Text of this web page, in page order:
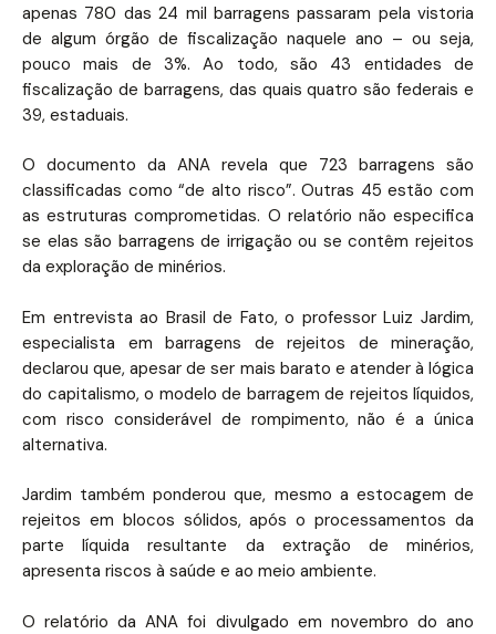
apenas 780 das 24 mil barragens passaram pela vistoria
de algum órgão de fiscalização naquele ano – ou seja,
pouco mais de 3%. Ao todo, são 43 entidades de
fiscalização de barragens, das quais quatro são federais e
39, estaduais.
O documento da ANA revela que 723 barragens são
classificadas como “de alto risco”. Outras 45 estão com
as estruturas comprometidas. O relatório não especifica
se elas são barragens de irrigação ou se contêm rejeitos
da exploração de minérios.
Em entrevista ao Brasil de Fato, o professor Luiz Jardim,
especialista em barragens de rejeitos de mineração,
declarou que, apesar de ser mais barato e atender à lógica
do capitalismo, o modelo de barragem de rejeitos líquidos,
com risco considerável de rompimento, não é a única
alternativa.
Jardim também ponderou que, mesmo a estocagem de
rejeitos em blocos sólidos, após o processamentos da
parte líquida resultante da extração de minérios,
apresenta riscos à saúde e ao meio ambiente.
O relatório da ANA foi divulgado em novembro do ano